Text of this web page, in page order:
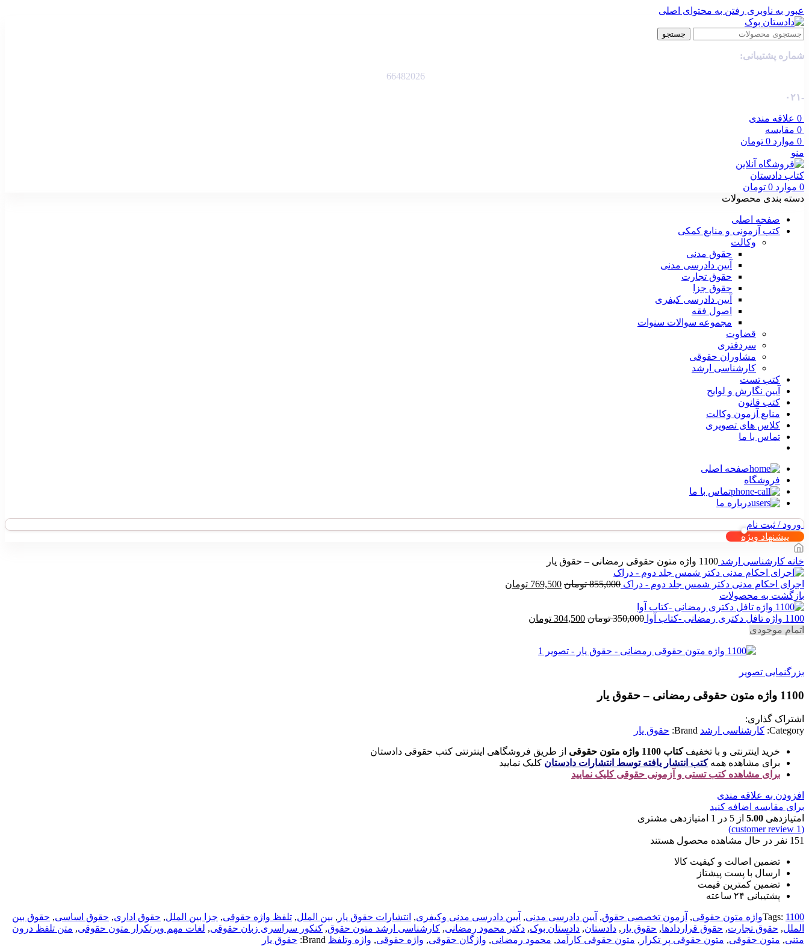
عبور به ناوبری رفتن به محتوای اصلی
جستجو
شماره پشتیبانی:
66482026
-۰۲۱
0 علاقه مندی
0 مقایسه
0 موارد 0 تومان
منو
0 موارد 0 تومان
دسته بندی محصولات
صفحه اصلی
کتب آزمونی و منابع کمکی
وکالت
حقوق مدنی
آیین دادرسی مدنی
حقوق تجارت
حقوق جزا
آیین دادرسی کیفری
اصول فقه
مجموعه سوالات سنوات
قضاوت
سردفتری
مشاوران حقوقی
کارشناسی ارشد
کتب تست
آیین نگارش و لوایح
کتب قانون
منابع آزمون وکالت
کلاس های تصویری
تماس با ما
صفحه اصلی
فروشگاه
تماس با ما
درباره ما
ورود / ثبت نام
پیشنهاد ویژه
خانه کارشناسی ارشد 1100 واژه متون حقوقی رمضانی – حقوق یار
اجرای احکام مدنی دکتر شمس جلد دوم - دراک 855,000 تومان قیمت
بود.
769,500 تومان
بازگشت به محصولات
1100 واژه تافل دکتری رمضانی -کتاب آوا 350,000 تومان قیمت
بود.
304,500 تومان
اتمام موجودی
بزرگنمایی تصویر
1100 واژه متون حقوقی رمضانی – حقوق یار
اشتراک گذاری:
Category: کارشناسی ارشد Brand: حقوق یار
خرید اینترنتی و با تخفیفکتاب 1100 واژه متون حقوقی
از طریق فروشگاهی اینترنتی کتب حقوقی دادستان
برای مشاهده همهکتب انتشار یافته توسط انتشارات دادستان کلیک نمایید
برای مشاهده کتب تستی و آزمونی حقوقی کلیک نمایید
افزودن به علاقه مندی
برای مقایسه اضافه کنید
امتیازدهی 5.00 از 5 در 1 امتیازدهی مشتری
(
1
151 نفر در حال مشاهده محصول هستند
تضمین اصالت و کیفیت کالا
ارسال با پست پیشتاز
تضمین کمترین قیمت
پشتیبانی ۲۴ ساعته
Tags: 1100واژه متون حقوقی , آزمون تخصصی حقوق, آیین دادرسی مدنی, آیین دادرسی مدنی وکیفری, انتشارات حقوق یار , بین الملل, تلفظ واژه حقوقی, جزا بین الملل, حقوق اداری, حقوق اساسی, حقوق بین
الملل, حقوق تجارت, حقوق قراردادها, حقوق یار , دادستان, دادستان بوک, دکتر محمود رمضانی, کارشناسی ارشد متون حقوق, کنکور سراسری زبان حقوقی, لغات مهم وپرتکرار متون حقوقی, متن تلفظ درون
متنی, متون حقوقی, متون حقوقی پر تکرار , متون حقوقی کارآمد, محمود رمضانی, واژگان حقوقی, واژه حقوقی, واژه وتلفظ Brand: حقوق یار